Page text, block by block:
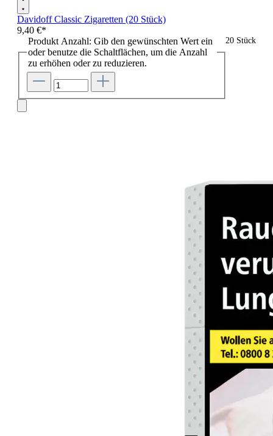
Davidoff Classic Zigaretten (20 Stück)
9,40 €*
20 Stück
Produkt Anzahl: Gib den gewünschten Wert ein
oder benutze die Schaltflächen, um die Anzahl
zu erhöhen oder zu reduzieren.